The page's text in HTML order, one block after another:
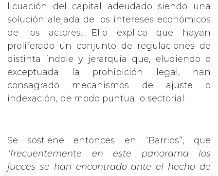
licuación del capital adeudado siendo una
solución alejada de los intereses económicos
de los actores. Ello explica que hayan
proliferado un conjunto de regulaciones de
distinta índole y jerarquía que, eludiendo o
exceptuada la prohibición legal, han
consagrado mecanismos de ajuste o
indexación, de modo puntual o sectorial.
Se sostiene entonces en “Barrios”, que
“frecuentemente en este panorama los
jueces se han encontrado ante el hecho de